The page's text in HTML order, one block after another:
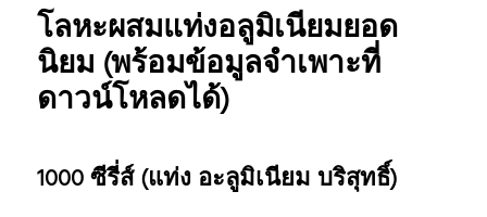
โลหะผสมแท่งอลูมิเนียมยอด
นิยม (พร้อมข้อมูลจําเพาะที่
ดาวน์โหลดได้)
1000 ซีรี่ส์ (แท่ง อะลูมิเนียม บริสุทธิ์)